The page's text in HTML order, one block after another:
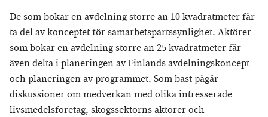
De som bokar en avdelning större än 10 kvadratmeter får
ta del av konceptet för samarbetspartssynlighet. Aktörer
som bokar en avdelning större än 25 kvadratmeter får
även delta i planeringen av Finlands avdelningskoncept
och planeringen av programmet. Som bäst pågår
diskussioner om medverkan med olika intresserade
livsmedelsföretag, skogssektorns aktörer och